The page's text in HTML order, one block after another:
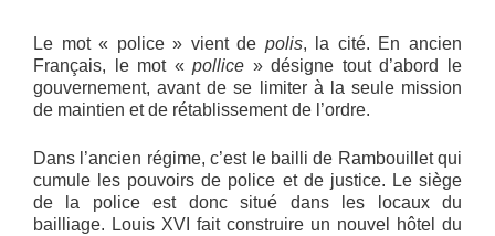
Le mot « police » vient de polis, la cité. En ancien
Français, le mot «pollice » désigne tout d’abord le
gouvernement, avant de se limiter à la seule mission
de maintien et de rétablissement de l’ordre.
Dans l’ancien régime, c’est le bailli de Rambouillet qui
cumule les pouvoirs de police et de justice. Le siège
de la police est donc situé dans les locaux du
bailliage. Louis XVI fait construire un nouvel hôtel du